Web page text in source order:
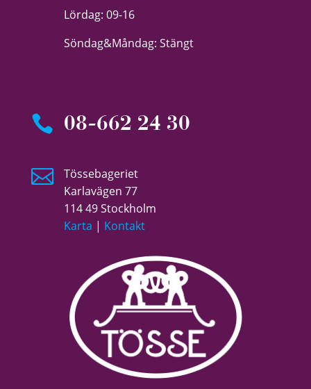
Lördag: 09-16
Söndag&Måndag: Stängt
 08-662 24 30

Tössebageriet
Karlavägen 77
114 49 Stockholm
Karta | Kontakt